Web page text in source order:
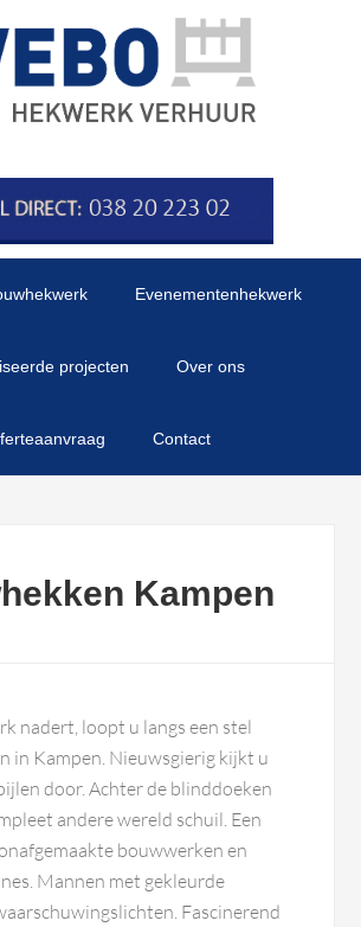
Evenementenhekwerk
projecten Over ons
Contact
Kampen
nadert, loopt u langs een stel
in Kampen. Nieuwsgierig kijkt u
door. Achter de blinddoeken
andere wereld schuil. Een
bouwwerken en
Mannen met gekleurde
Fascinerend